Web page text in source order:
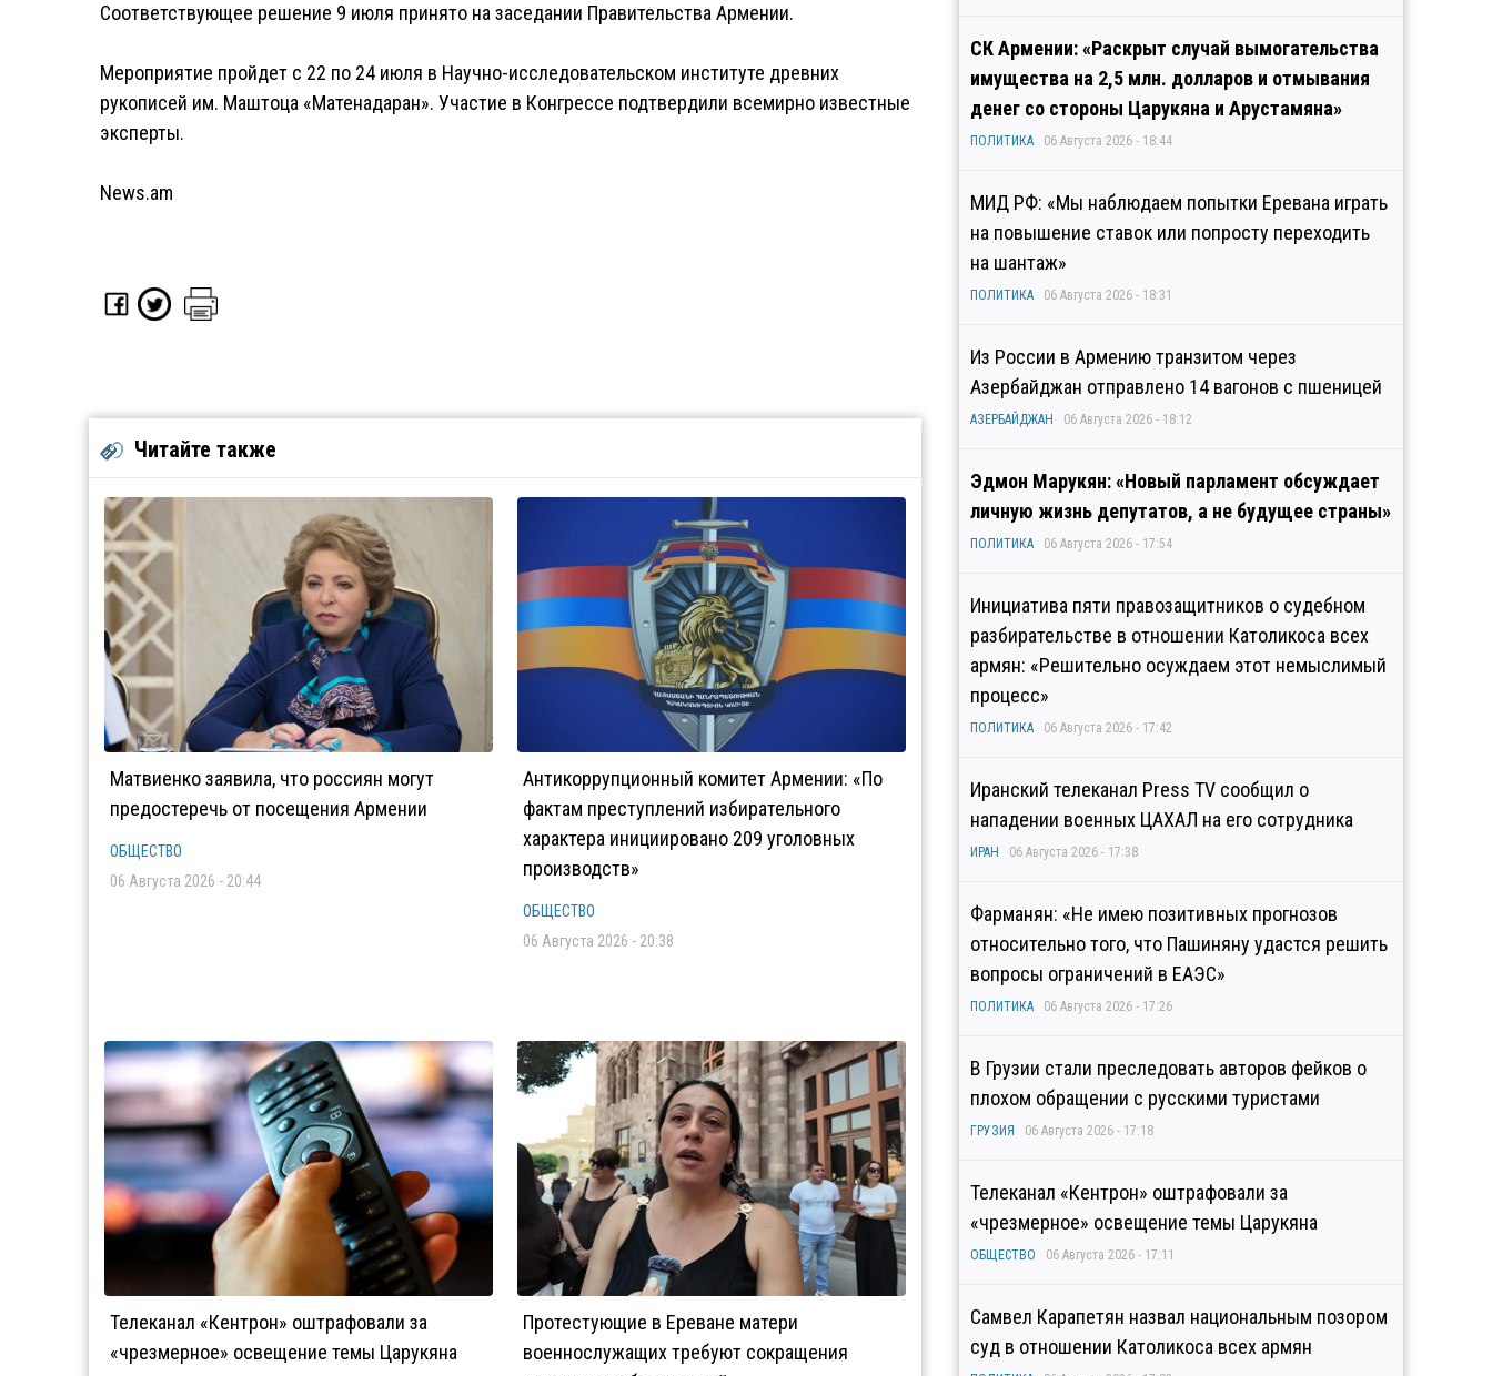
Соответствующее решение 9 июля принято на заседании Правительства Армении.
Мероприятие пройдет с 22 по 24 июля в Научно-исследовательском институте древних
рукописей им. Маштоца «Матенадаран». Участие в Конгрессе подтвердили всемирно известные
эксперты.
News.am
Читайте также
Матвиенко заявила, что россиян могут
предостеречь от посещения Армении
ОБЩЕСТВО
06 Августа 2026 - 20:44
Антикоррупционный комитет Армении: «По
фактам преступлений избирательного
характера инициировано 209 уголовных
производств»
ОБЩЕСТВО
06 Августа 2026 - 20:38
Телеканал «Кентрон» оштрафовали за
«чрезмерное» освещение темы Царукяна
Протестующие в Ереване матери
военнослужащих требуют сокращения
СК Армении: «Раскрыт случай вымогательства
имущества на 2,5 млн. долларов и отмывания
денег со стороны Царукяна и Арустамяна»
ПОЛИТИКА 06 Августа 2026 - 18:44
МИД РФ: «Мы наблюдаем попытки Еревана играть
на повышение ставок или попросту переходить
на шантаж»
ПОЛИТИКА 06 Августа 2026 - 18:31
Из России в Армению транзитом через
Азербайджан отправлено 14 вагонов с пшеницей
АЗЕРБАЙДЖАН 06 Августа 2026 - 18:12
Эдмон Марукян: «Новый парламент обсуждает
личную жизнь депутатов, а не будущее страны»
ПОЛИТИКА 06 Августа 2026 - 17:54
Инициатива пяти правозащитников о судебном
разбирательстве в отношении Католикоса всех
армян: «Решительно осуждаем этот немыслимый
процесс»
ПОЛИТИКА 06 Августа 2026 - 17:42
Иранский телеканал Press TV сообщил о
нападении военных ЦАХАЛ на его сотрудника
ИРАН 06 Августа 2026 - 17:38
Фарманян: «Не имею позитивных прогнозов
относительно того, что Пашиняну удастся решить
вопросы ограничений в ЕАЭС»
ПОЛИТИКА 06 Августа 2026 - 17:26
В Грузии стали преследовать авторов фейков о
плохом обращении с русскими туристами
ГРУЗИЯ 06 Августа 2026 - 17:18
Телеканал «Кентрон» оштрафовали за
«чрезмерное» освещение темы Царукяна
ОБЩЕСТВО 06 Августа 2026 - 17:11
Самвел Карапетян назвал национальным позором
суд в отношении Католикоса всех армян